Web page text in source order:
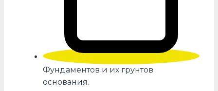
Фундаментов и их грунтов
основания.